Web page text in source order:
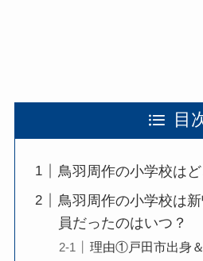
目
鳥羽周作の小学校はど
鳥羽周作の小学校は
員だったのはいつ？
理由①戸田市出身